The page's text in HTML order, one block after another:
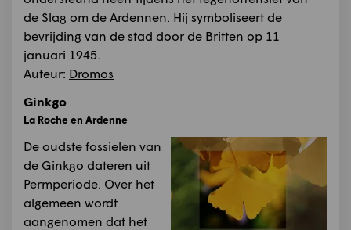
de Slag om de Ardennen. Hij symboliseert de
bevrijding van de stad door de Britten op 11
januari 1945.
Auteur: Dromos
Ginkgo
La Roche en Ardenne
De oudste fossielen van
de Ginkgo dateren uit
Permperiode. Over het
algemeen wordt
aangenomen dat het